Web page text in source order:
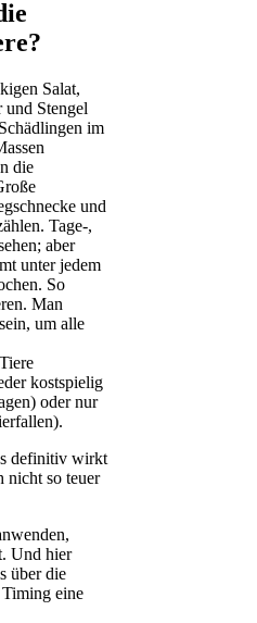
Salat,
und Stengel
im
die
und
Tage-,
aber
unter jedem
So
Man
um alle
kostspielig
oder nur
definitiv wirkt
nicht so teuer
Und hier
über die
eine